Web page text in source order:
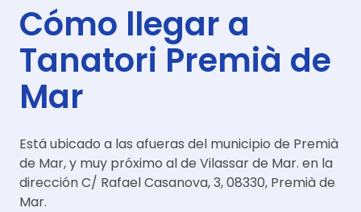
Cómo llegar a
Tanatori Premià de
Mar
Está ubicado a las afueras del municipio de Premià
de Mar, y muy próximo al de Vilassar de Mar. en la
dirección C/ Rafael Casanova, 3, 08330, Premià de
Mar.